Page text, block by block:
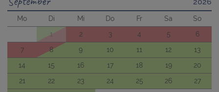
Mo Di Mi Do Fr Sa
So
1
2 3 4 5
6
7
8 9 10 11 12
13
14
15 16 17 18 19
20
21
22 23 24 25 26
27